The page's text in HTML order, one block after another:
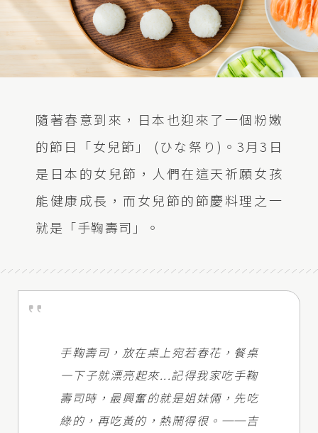
隨著春意到來，日本也迎來了一個粉嫩
的節日「女兒節」 (ひな祭り)。3月3日
是日本的女兒節，人們在這天祈願女孩
能健康成長，而女兒節的節慶料理之一
就是「手鞠壽司」。
手鞠壽司，放在桌上宛若春花，餐桌
一下子就漂亮起來...記得我家吃手鞠
壽司時，最興奮的就是姐妹倆，先吃
綠的，再吃黃的，熱鬧得很。──吉